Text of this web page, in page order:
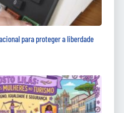
para proteger a liberdade